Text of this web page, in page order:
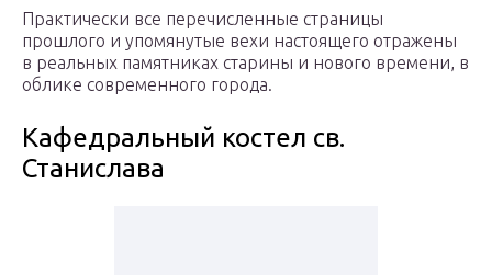
Практически все перечисленные страницы
прошлого и упомянутые вехи настоящего отражены
в реальных памятниках старины и нового времени, в
облике современного города.
Кафедральный костел св.
Станислава